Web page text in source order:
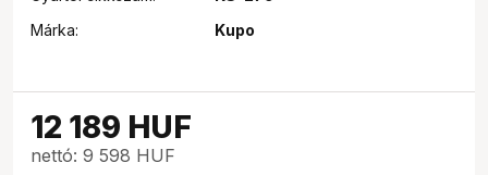
Márka:
Kupo
12 189 HUF
nettó: 9 598 HUF